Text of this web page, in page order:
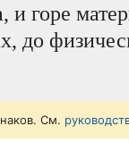
горе
до
См.